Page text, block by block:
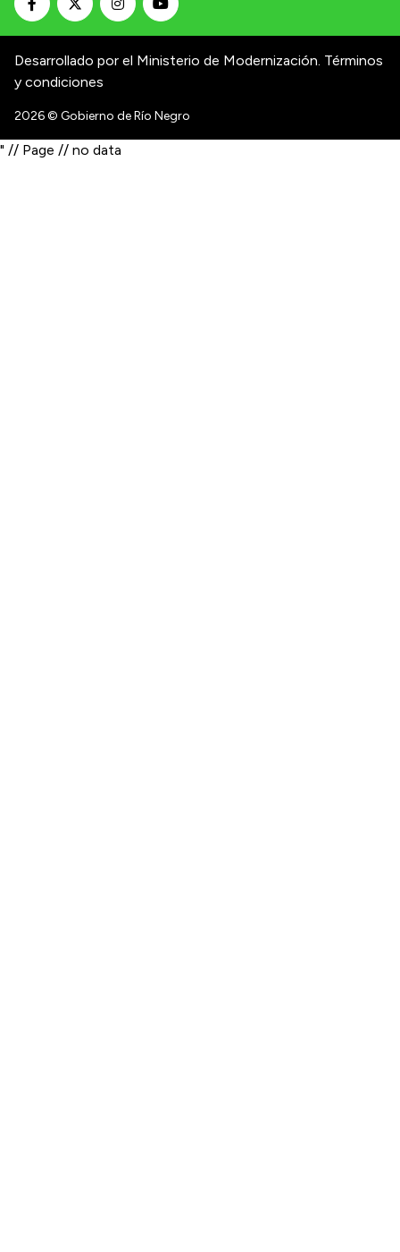
Desarrollado por el Ministerio de Modernización. Términos
y condiciones
2026© Gobierno de Río Negro
" // Page // no data